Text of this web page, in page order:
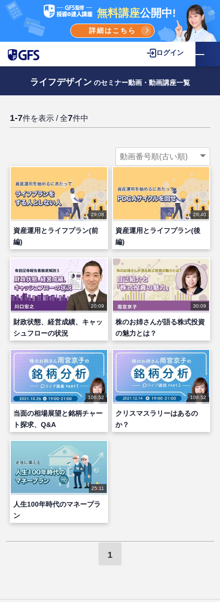
無料講座公開中!
詳細はこちら
ログイン
ライフデザイン のセミナー動画・動画講座一覧
1-7件を表示 / 全7件中
29:08
資産運用とライフプラン(前
編)
28:40
資産運用とライフプラン(後
編)
20:09
財政状態、経営成績、キャッ
シュフローの状況
30:09
株のお姉さんが語る株式投資
の魅力とは？
106:52
当面の相場展望と銘柄チャー
ト探求、Q&A
108:52
クリスマスラリーはあるの
か？
25:11
人生100年時代のマネープラ
ン
1